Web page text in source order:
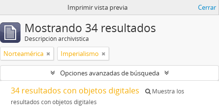
Imprimir vista previa Cerrar
Mostrando 34 resultados
Descripción archivística
Norteamérica Imperialismo
Opciones avanzadas de búsqueda
34 resultados con objetos digitales
Muestra los
resultados con objetos digitales